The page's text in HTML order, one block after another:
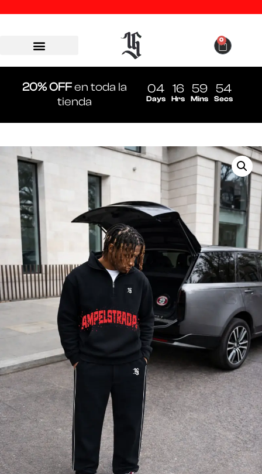
0
20% OFFen toda la
tienda
04
Days
16
Hrs
59
Mins
54
Secs